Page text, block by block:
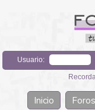
Usuario:
Inicio Foros